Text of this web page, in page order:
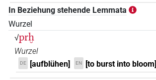
[]⸮𓂋?⸮𓐍?𓂻𓈖 | 1×
𓊪⸮𓏲?𓂋𓈙𓏲𓏏𓂉𓏛𓏥
𓊪𓂋[] | 1× V\ptcp.act.m.sg (1 )
In Beziehung stehende Lemmata
Wurzel
√prḫ
Wurzel
DE [aufblühen] EN [to burst into bloom]